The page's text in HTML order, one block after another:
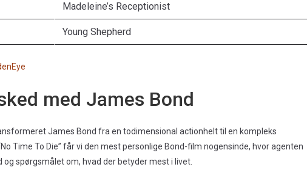
Madeleine’s Receptionist
Young Shepherd
med James Bond
James Bond fra en todimensional actionhelt til en kompleks
Time To Die” får vi den mest personlige Bond-film nogensinde, hvor agenten
spørgsmålet om, hvad der betyder mest i livet.